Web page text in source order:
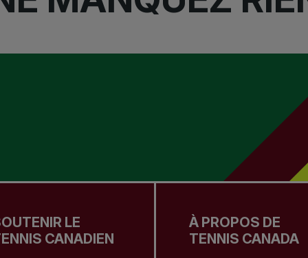
LE
CANADIEN
À PROPOS DE
TENNIS CANADA